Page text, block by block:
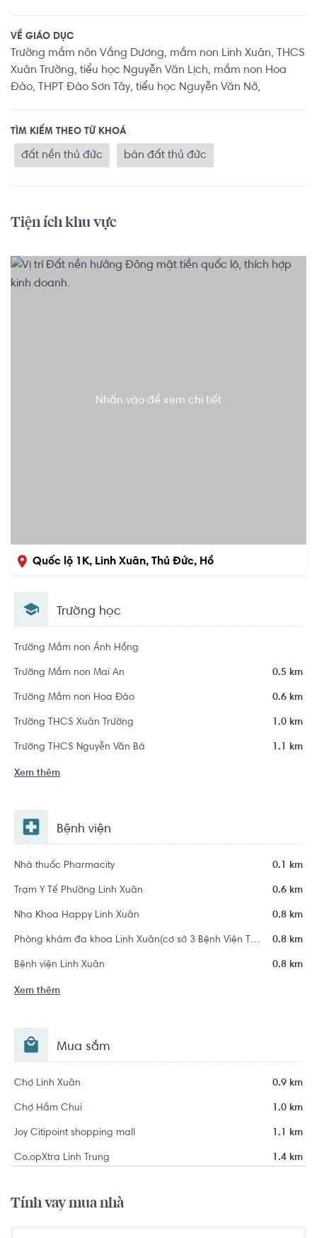
VỀ GIÁO DỤC
Trường mầm nôn Vầng Dương, mầm non Linh Xuân, THCS
Xuân Trường, tiểu học Nguyễn Văn Lịch, mầm non Hoa
Đào, THPT Đào Sơn Tây, tiểu học Nguyễn Văn Nở,
TÌM KIẾM THEO TỪ KHOÁ
đất nền thủ đức bán đất thủ đức
Tiện ích khu vực
Nhấn vào để xem chi tiết
Quốc lộ 1K, Linh Xuân, Thủ Đức, Hồ
Trường học
Trường Mầm non Ánh Hồng
Trường Mầm non Mai An 0.5 km
Trường Mầm non Hoa Đào 0.6 km
Trường THCS Xuân Trường 1.0 km
Trường THCS Nguyễn Văn Bá 1.1 km
Xem thêm
Bệnh viện
Nhà thuốc Pharmacity 0.1 km
Trạm Y Tế Phường Linh Xuân 0.6 km
Nha Khoa Happy Linh Xuân 0.8 km
Phòng khám đa khoa Linh Xuân(cơ sở 3 Bệnh Viện Thủ Đức) 0.8 km
Bệnh viện Linh Xuân 0.8 km
Xem thêm
Mua sắm
Chợ Linh Xuân 0.9 km
Chợ Hầm Chui 1.0 km
Joy Citipoint shopping mall 1.1 km
Co.opXtra Linh Trung 1.4 km
Tính vay mua nhà